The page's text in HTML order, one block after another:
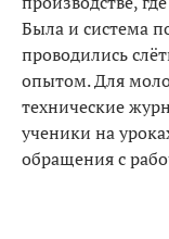
Была и система
проводились
опытом. Для
технические
ученики на
обращения с